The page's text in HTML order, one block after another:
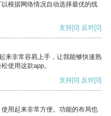
根据网络情况自动选择最优的线
支持[0] 反对[0]
来非常容易上手，让我能够快速熟
使用这款app。
支持[0] 反对[0]
用起来非常方便。功能的布局也